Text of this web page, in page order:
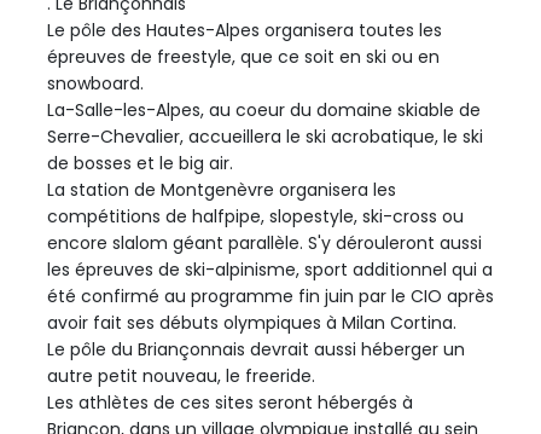
Le pôle des Hautes-Alpes organisera toutes les
épreuves de freestyle, que ce soit en ski ou en
snowboard.
La-Salle-les-Alpes, au coeur du domaine skiable de
Serre-Chevalier, accueillera le ski acrobatique, le ski
de bosses et le big air.
La station de Montgenèvre organisera les
compétitions de halfpipe, slopestyle, ski-cross ou
encore slalom géant parallèle. S'y dérouleront aussi
les épreuves de ski-alpinisme, sport additionnel qui a
été confirmé au programme fin juin par le CIO après
avoir fait ses débuts olympiques à Milan Cortina.
Le pôle du Briançonnais devrait aussi héberger un
autre petit nouveau, le freeride.
Les athlètes de ces sites seront hébergés à